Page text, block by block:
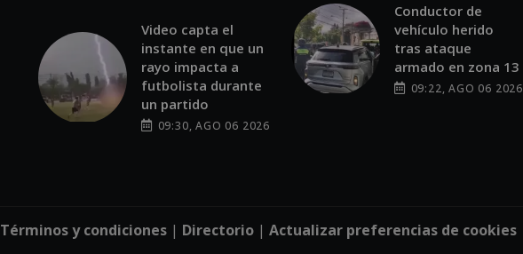
Video capta el
instante en que un
rayo impacta a
futbolista durante
un partido
09:30, AGO 06 2026
Conductor de
vehículo herido
tras ataque
armado en zona 13
09:22, AGO 06 2026
Términos y condiciones | Directorio | Actualizar preferencias de cookies